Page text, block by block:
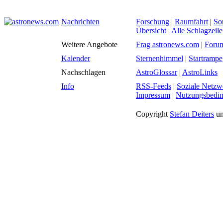
Nachrichten Forschung | Raumfahrt |
Übersicht | Alle
Weitere Angebote
Frag astronews.com |
Kalender
Sternenhimmel | Startrampe
Nachschlagen
AstroGlossar| AstroLinks
Info
RSS-Feeds | Soziale
Impressum |
Copyright Stefan Deiters